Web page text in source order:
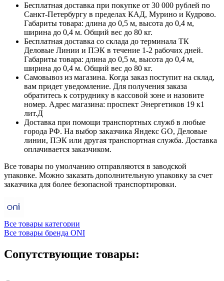
Бесплатная доставка при покупке от 30 000 рублей по
Санкт-Петербургу в пределах КАД, Мурино и Кудрово.
Габариты товара: длина до 0,5 м, высота до 0,4 м,
ширина до 0,4 м. Общий вес до 80 кг.
Бесплатная доставка со склада до терминала ТК
Деловые Линии и ПЭК в течение 1-2 рабочих дней.
Габариты товара: длина до 0,5 м, высота до 0,4 м,
ширина до 0,4 м. Общий вес до 80 кг.
Самовывоз из магазина. Когда заказ поступит на склад,
вам придет уведомление. Для получения заказа
обратитесь к сотруднику в кассовой зоне и назовите
номер. Адрес магазина: проспект Энергетиков 19 к1
лит.Д
Доставка при помощи транспортных служб в любые
города РФ. На выбор заказчика Яндекс GO, Деловые
линии, ПЭК или другая транспортная служба. Доставка
оплачивается заказчиком.
Все товары по умолчанию отправляются в заводской
упаковке. Можно заказать дополнительную упаковку за счет
заказчика для более безопасной транспортировки.
Все товары категории
Все товары бренда ONI
Сопутствующие товары: